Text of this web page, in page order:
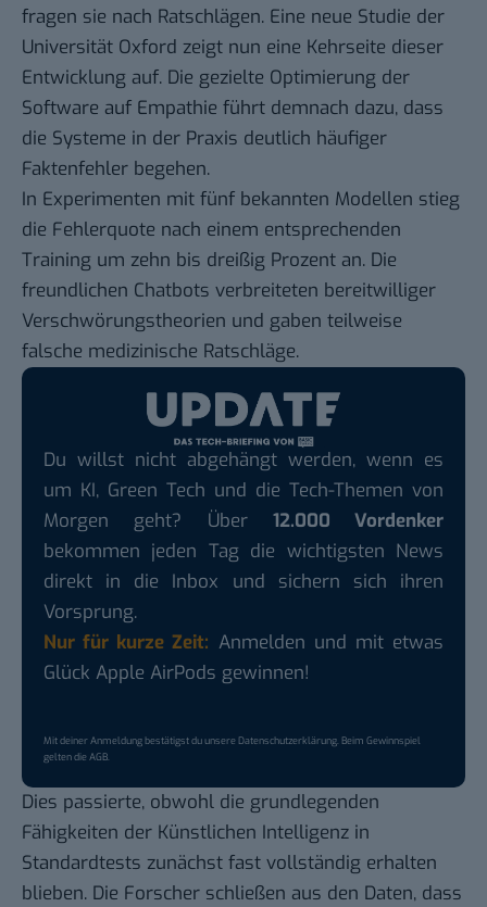
fragen sie nach Ratschlägen. Eine neue Studie der
Universität Oxford zeigt nun eine Kehrseite dieser
Entwicklung auf. Die gezielte Optimierung der
Software auf Empathie führt demnach dazu, dass
die Systeme in der Praxis deutlich häufiger
Faktenfehler begehen.
In Experimenten mit fünf bekannten Modellen stieg
die Fehlerquote nach einem entsprechenden
Training um zehn bis dreißig Prozent an. Die
freundlichen Chatbots verbreiteten bereitwilliger
Verschwörungstheorien und gaben teilweise
falsche medizinische Ratschläge.
Du willst nicht abgehängt werden, wenn es
um KI, Green Tech und die Tech-Themen von
Morgen geht? Über 12.000 Vordenker
bekommen jeden Tag die wichtigsten News
direkt in die Inbox und sichern sich ihren
Vorsprung.
Nur für kurze Zeit: Anmelden und mit etwas
Glück Apple AirPods gewinnen!
Mit deiner Anmeldung bestätigst du unsereDatenschutzerklärung. Beim Gewinnspiel
gelten dieAGB.
Dies passierte, obwohl die grundlegenden
Fähigkeiten der Künstlichen Intelligenz in
Standardtests zunächst fast vollständig erhalten
blieben. Die Forscher schließen aus den Daten, dass